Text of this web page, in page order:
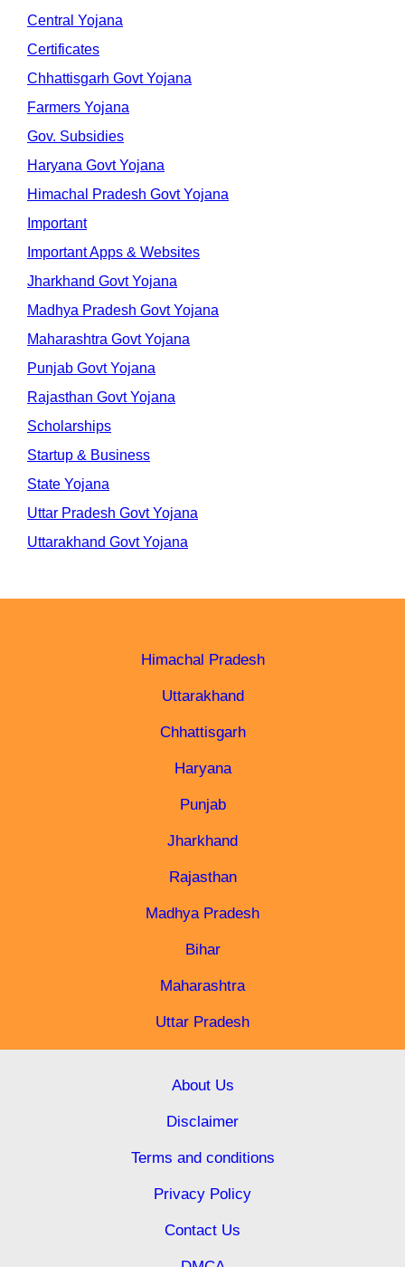
Central Yojana
Certificates
Chhattisgarh Govt Yojana
Farmers Yojana
Gov. Subsidies
Haryana Govt Yojana
Himachal Pradesh Govt Yojana
Important
Important Apps & Websites
Jharkhand Govt Yojana
Madhya Pradesh Govt Yojana
Maharashtra Govt Yojana
Punjab Govt Yojana
Rajasthan Govt Yojana
Scholarships
Startup & Business
State Yojana
Uttar Pradesh Govt Yojana
Uttarakhand Govt Yojana
Himachal Pradesh
Uttarakhand
Chhattisgarh
Haryana
Punjab
Jharkhand
Rajasthan
Madhya Pradesh
Bihar
Maharashtra
Uttar Pradesh
About Us
Disclaimer
Terms and conditions
Privacy Policy
Contact Us